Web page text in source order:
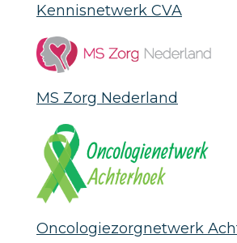
Kennisnetwerk CVA
MS Zorg Nederland
Oncologiezorgnetwerk